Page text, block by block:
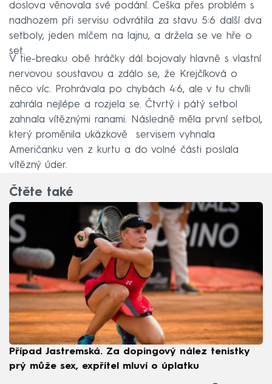
doslova věnovala své podání. Češka přes problém s
nadhozem při servisu odvrátila za stavu 5:6 další dva
setboly, jeden míčem na lajnu, a držela se ve hře o
set.
V tie-breaku obě hráčky dál bojovaly hlavně s vlastní
nervovou soustavou a zdálo se, že Krejčíková o
něco víc. Prohrávala po chybách 4:6, ale v tu chvíli
zahrála nejlépe a rozjela se. Čtvrtý i pátý setbol
zahnala vítěznými ranami. Následně měla první setbol,
který proměnila ukázkově servisem vyhnala
Američanku ven z kurtu a do volné části poslala
vítězný úder.
Čtěte také
Případ Jastremská. Za dopingový nález tenistky
prý může sex, expřítel mluví o úplatku